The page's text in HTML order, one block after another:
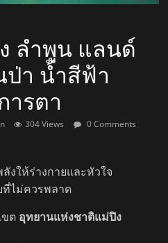
ลำพูน แลนด์
ป่า น้ำสีฟ้า
ารตา
304 Views
0 Comments
งให้ร่างกายและหัวใจ
ไม่ควรพลาด
ขต อุทยานแห่งชาติแม่ปิง